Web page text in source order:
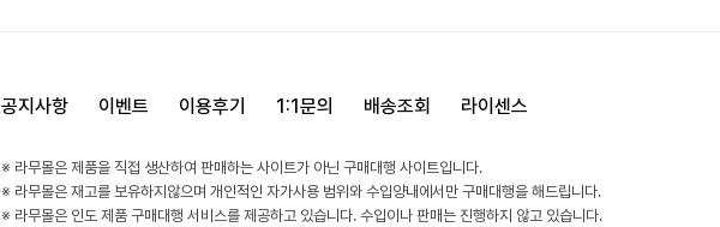
공지사항 이벤트 이용후기 1:1문의 배송조회 라이센스
※ 라무몰은 제품을 직접 생산하여 판매하는 사이트가 아닌 구매대행 사이트입니다.
※ 라무몰은 재고를 보유하지않으며 개인적인 자가사용 범위와 수입양내에서만 구매대행을 해드립니다.
※ 라무몰은 인도 제품 구매대행 서비스를 제공하고 있습니다. 수입이나 판매는 진행하지 않고 있습니다.